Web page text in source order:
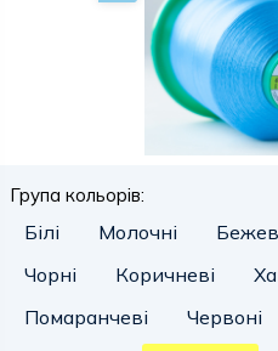
Група кольорів:
Білі Молочні
Чорні
Коричневі
Помаранчеві
Червоні